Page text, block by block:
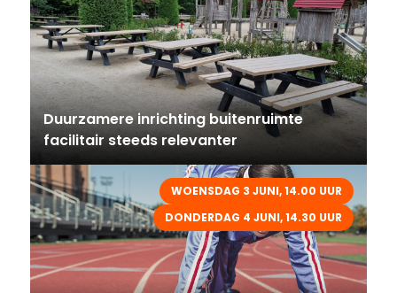
Duurzamere inrichting buitenruimte
facilitair steeds relevanter
WOENSDAG 3 JUNI, 14.00 UUR
DONDERDAG 4 JUNI, 14.30 UUR